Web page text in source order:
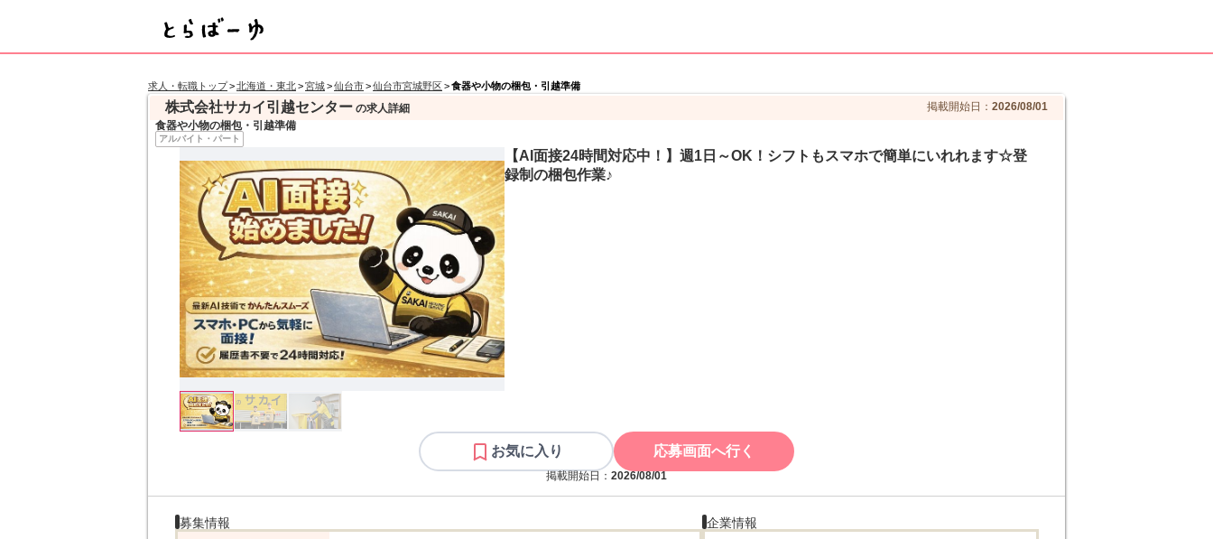
求人・転職トップ>北海道・東北>宮城>仙台市>仙台市宮城野区>食器や小物の梱包・引越準備
株式会社サカイ引越センター の求人詳細 掲載開始日： 2026/08/01
食器や小物の梱包・引越準備
アルバイト・パート
【AI面接24時間対応中！】週1日～OK！シフトもスマホで簡単にいれれます☆登
録制の梱包作業♪
お気に入り 応募画面へ行く
掲載開始日： 2026/08/01
募集情報 企業情報